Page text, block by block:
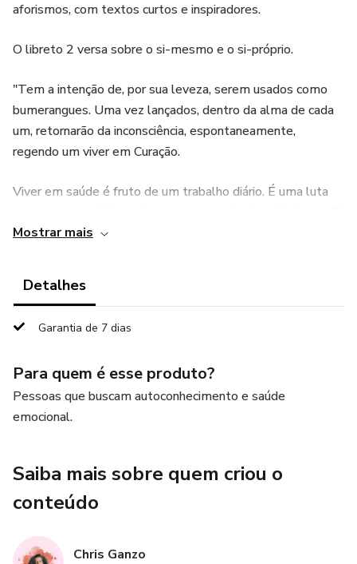
aforismos, com textos curtos e inspiradores.
O libreto 2 versa sobre o si-mesmo e o si-próprio.
"Tem a intenção de, por sua leveza, serem usados como
bumerangues. Uma vez lançados, dentro da alma de cada
um, retornarão da inconsciência, espontaneamente,
regendo um viver em Curação.
Viver em saúde é fruto de um trabalho diário. É uma luta
dispositivo de sedução é sempre interno: a Idealização, o
Mostrar mais
Detalhes
Garantia de 7 dias
Para quem é esse produto?
Pessoas que buscam autoconhecimento e saúde
emocional.
Saiba mais sobre quem criou o
conteúdo
Chris Ganzo